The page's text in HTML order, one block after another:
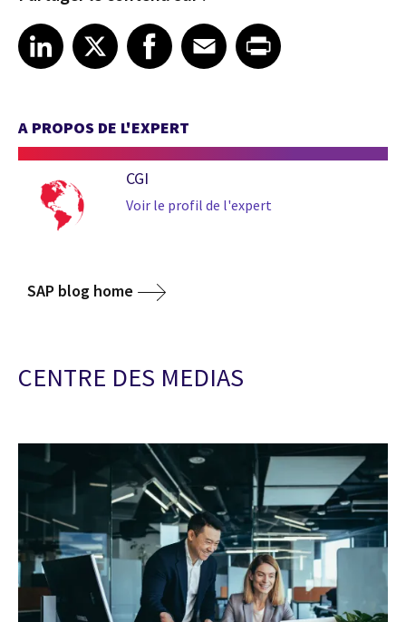
Share article on LinkedIn
LinkedIn
Share article on XShare article on Facebook
Facebook
Share article on Email
EmailShare article on Print
A PROPOS DE L'EXPERT
CGI
Voir le profil de l'expert
SAP blog home
CENTRE DES MEDIAS